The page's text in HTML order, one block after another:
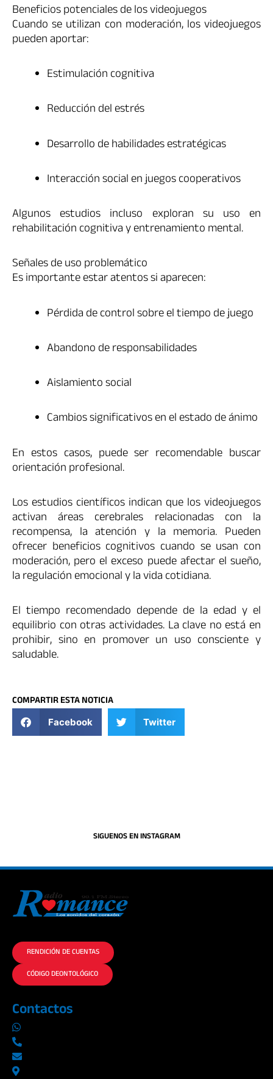
Beneficios potenciales de los videojuegos
Cuando se utilizan con moderación, los videojuegos
pueden aportar:
Estimulación cognitiva
Reducción del estrés
Desarrollo de habilidades estratégicas
Interacción social en juegos cooperativos
Algunos estudios incluso exploran su uso en
rehabilitación cognitiva y entrenamiento mental.
Señales de uso problemático
Es importante estar atentos si aparecen:
Pérdida de control sobre el tiempo de juego
Abandono de responsabilidades
Aislamiento social
Cambios significativos en el estado de ánimo
En estos casos, puede ser recomendable buscar
orientación profesional.
Los estudios científicos indican que los videojuegos
activan áreas cerebrales relacionadas con la
recompensa, la atención y la memoria. Pueden
ofrecer beneficios cognitivos cuando se usan con
moderación, pero el exceso puede afectar el sueño,
la regulación emocional y la vida cotidiana.
El tiempo recomendado depende de la edad y el
equilibrio con otras actividades. La clave no está en
prohibir, sino en promover un uso consciente y
saludable.
COMPARTIR ESTA NOTICIA
Facebook Twitter
SIGUENOS EN INSTAGRAM
RENDICIÓN DE CUENTAS
CÓDIGO DEONTOLÓGICO
Contactos